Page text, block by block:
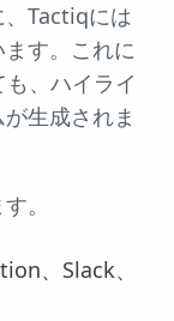
Tactiqには
す。これに
、ハイライ
生成されま
。
、Slack、